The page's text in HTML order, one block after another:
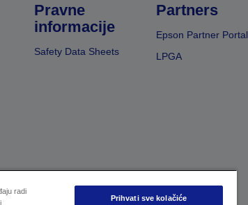
Pravne
informacije
Safety Data Sheets
Partners
Epson Partner Portal
LPGA
radi
Prihvati sve kolačiće